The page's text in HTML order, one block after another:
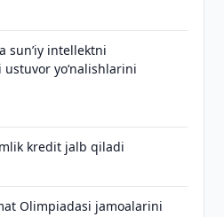
sunʼiy intellektni
yoʻnalishlarini
kredit jalb qiladi
Olimpiadasi jamoalarini